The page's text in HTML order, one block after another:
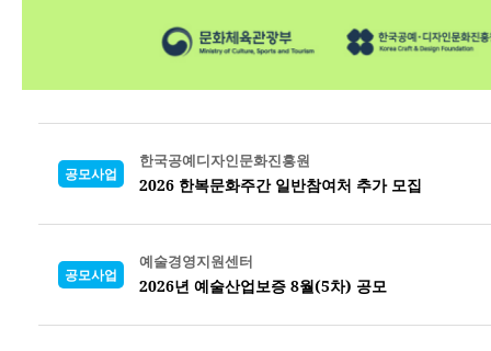
공모사업
한국공예디자인문화진흥원
2026 한복문화주간 일반참여처 추가 모집
공모사업
예술경영지원센터
2026년 예술산업보증 8월(5차) 공모